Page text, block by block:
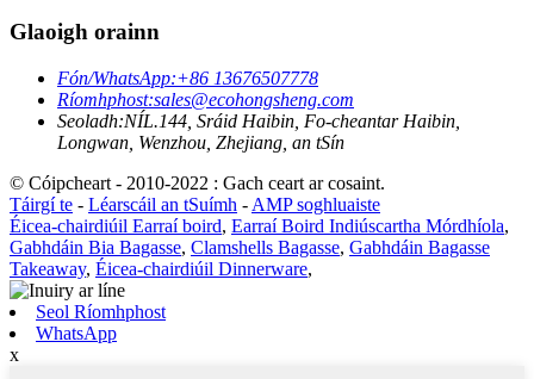
Glaoigh orainn
Fón/WhatsApp:+86 13676507778
Ríomhphost:sales@ecohongsheng.com
Seoladh:NÍL.144, Sráid Haibin, Fo-cheantar Haibin,
Longwan, Wenzhou, Zhejiang, an tSín
© Cóipcheart - 2010-2022 : Gach ceart ar cosaint.
Táirgí te - Léarscáil an tSuímh - AMP soghluaiste
Éicea-chairdiúil Earraí boird, Earraí Boird Indiúscartha Mórdhíola,
Gabhdáin Bia Bagasse, Clamshells Bagasse, Gabhdáin Bagasse
Takeaway, Éicea-chairdiúil Dinnerware,
Seol Ríomhphost
WhatsApp
x